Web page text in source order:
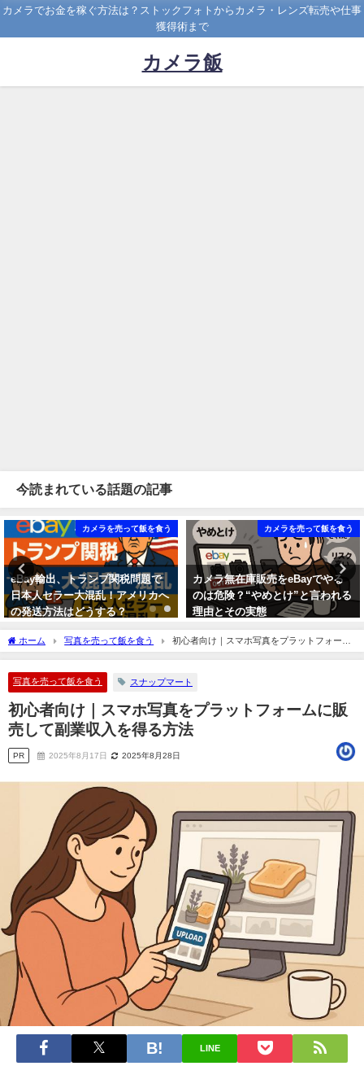
カメラでお金を稼ぐ方法は？ストックフォトからカメラ・レンズ転売や仕事
獲得術まで
カメラ飯
今読まれている話題の記事
カメラを売って飯を食う
eBay輸出、トランプ関税問題で
日本人セラー大混乱！アメリカへ
の発送方法はどうする？
カメラを売って飯を食う
カメラ無在庫販売をeBayでやる
のは危険？“やめとけ”と言われる
理由とその実態
ホーム 写真を売って飯を食う
初心者向け｜スマホ写真をプラットフォーム
に販売して副業収入を得る方法
写真を売って飯を食う スナップマート
初心者向け｜スマホ写真をプラットフォームに販
売して副業収入を得る方法
PR 2025年8月17日 2025年8月28日
LINE